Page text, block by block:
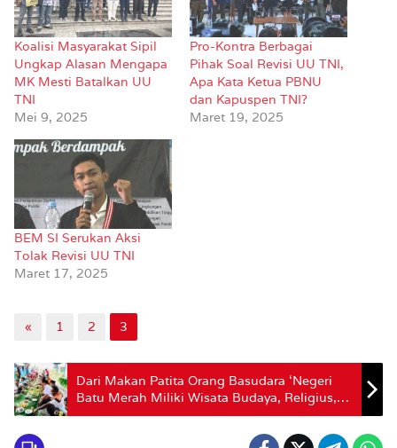
Koalisi Masyarakat Sipil
Ungkap Alasan Mengapa
MK Mesti Batalkan UU
TNI
Mei 9, 2025
Pro-Kontra Berbagai
Pihak Soal Revisi UU TNI,
Apa Kata Ketua PBNU
dan Kapuspen TNI?
Maret 19, 2025
BEM SI Serukan Aksi
Tolak Revisi UU TNI
Maret 17, 2025
« 1 2 3
Dari Makan Patita Orang Basudara ‘Negeri
Batu Merah Miliki Wisata Budaya, Religius,
Kuliner dan Alam’